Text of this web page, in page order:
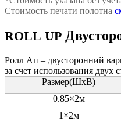
Сто­и­мость печа­ти полот­на
ROLL UP
Ролл Ап – дву­сто­рон­ний
за счет исполь­зо­ва­ния двух
Размер(ШхВ)
0.85×2м
1×2м